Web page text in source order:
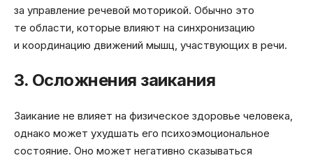
за управление речевой моторикой. Обычно это
те области, которые влияют на синхронизацию
и координацию движений мышц, участвующих в речи.
3. Осложнения заикания
Заикание не влияет на физическое здоровье человека,
однако может ухудшать его психоэмоциональное
состояние. Оно может негативно сказываться